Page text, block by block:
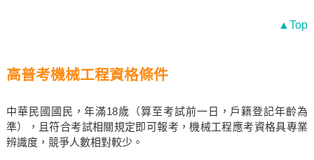
▲Top
高普考機械工程資格條件
中華民國國民，年滿18歲（算至考試前一日，戶籍登記年齡為
準），且符合考試相關規定即可報考，機械工程應考資格具專業
辨識度，競爭人數相對較少。